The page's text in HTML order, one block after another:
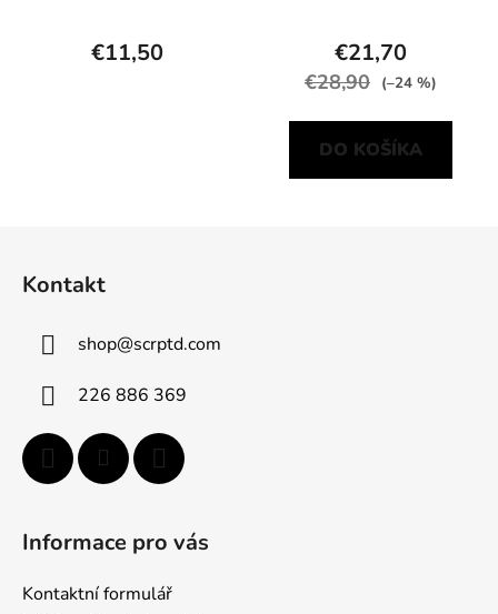
€11,50 €21,70
€28,90 (–24 %)
DO KOŠÍKA
Kontakt
shop@scrptd.com
226 886 369
Informace pro vás
Kontaktní formulář